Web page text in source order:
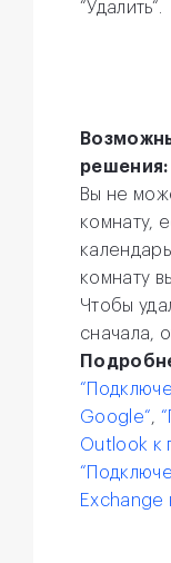
“Удалить“.
решения:
Вы не
комнату,
комнату
Чтобы
сначала,
Google“,
Outlook к
Exchange